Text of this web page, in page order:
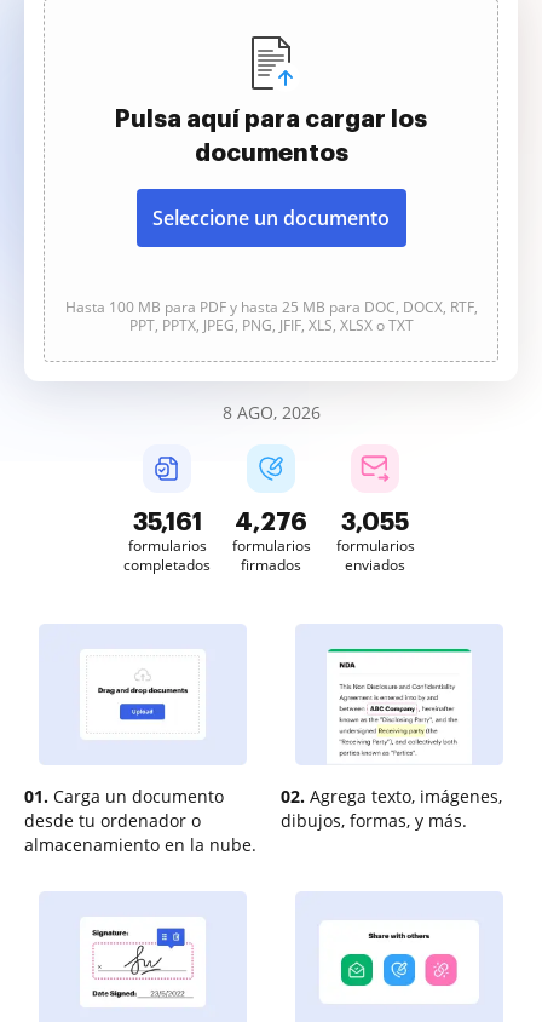
Pulsa aquí para cargar los
documentos
Seleccione un documento
Hasta 100 MB para PDF y hasta 25 MB para DOC, DOCX, RTF,
PPT, PPTX, JPEG, PNG, JFIF, XLS, XLSX o TXT
8 AGO, 2026
35,161
formularios
completados
4,276
formularios
firmados
3,055
formularios
enviados
01. Carga un documento
desde tu ordenador o
almacenamiento en la nube.
02. Agrega texto, imágenes,
dibujos, formas, y más.